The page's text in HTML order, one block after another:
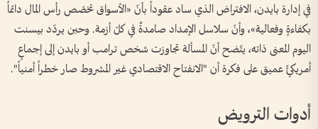
في إدارة بايدن، الافتراض الذي ساد عقوداً بأنّ «الأسواق تخصّص رأس المال دائماً
بكفاءةٍ وفعالية»، وأنّ سلاسل الإمداد صامدةٌ في كلّ أزمة. وحين يردّد بيسنت
اليوم المعنى ذاته، يتّضح أنّ المسألة تجاوزت شخص ترامب أو بايدن إلى إجماعٍ
أمريكيٍّ عميق على فكرة أن "الانفتاح الاقتصادي غير المشروط صار خطراً أمنياً".
أدوات الترويض